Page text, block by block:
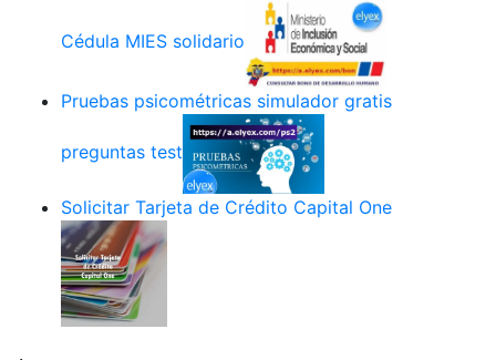
Cédula MIES solidario
Pruebas psicométricas simulador gratis
preguntas test
Solicitar Tarjeta de Crédito Capital One
.